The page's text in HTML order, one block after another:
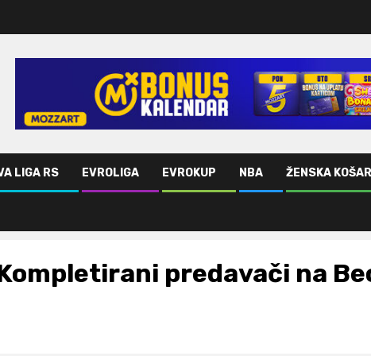
LIGA RS EVROLIGA EVROKUP NBA ŽENSKA
predavači na